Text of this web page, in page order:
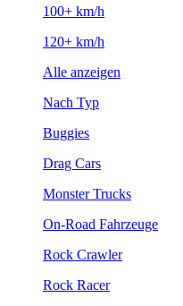
100+ km/h
120+ km/h
Alle anzeigen
Nach Typ
Buggies
Drag Cars
Monster Trucks
On-Road Fahrzeuge
Rock Crawler
Rock Racer